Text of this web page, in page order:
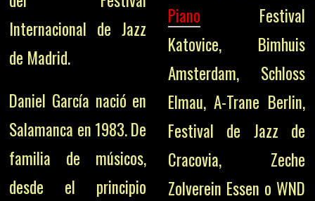
Internacional de Jazz
de Madrid.
Daniel García nació en
Salamanca en 1983. De
familia de músicos,
desde el principio
Piano Festival
Katovice, Bimhuis
Amsterdam, Schloss
Elmau, A-Trane Berlin,
Festival de Jazz de
Cracovia, Zeche
Zolverein Essen o WND